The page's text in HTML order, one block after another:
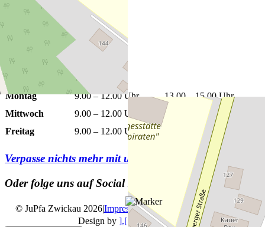
+−
Leaflet
© OpenStreetMap
Öffnungszeiten
Montag 9.00 – 12.00 Uhr
13.00 – 15.00 Uhr
Mittwoch
9.00 – 12.00 Uhr
13.00 – 15.00 Uhr
Freitag
9.00 – 12.00 Uhr
Verpasse nichts mehr mit unserem
Newsletter
Oder folge uns auf Social Media
© JuPfa Zwickau 2026|Impressum|Datenschutz|
Design by ].[ mediengestalter